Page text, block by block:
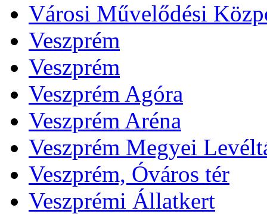
Városi Művelődési
Veszprém
Veszprém
Veszprém Agóra
Veszprém Aréna
Veszprém Megyei
Veszprém, Óváros tér
Veszprémi Állatkert